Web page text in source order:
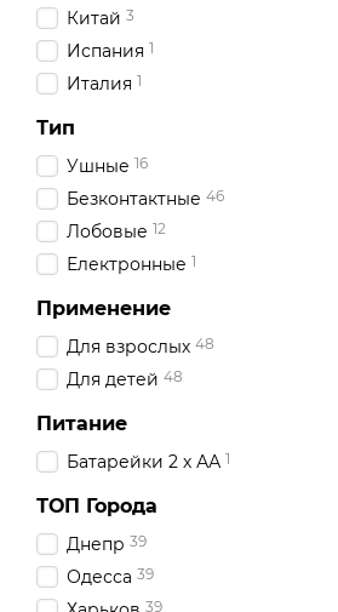
Китай 3
Испания 1
Италия 1
Тип
Ушные 16
Безконтактные 46
Лобовые 12
Електронные 1
Применение
Для взрослых 48
Для детей 48
Питание
Батарейки 2 х АА 1
ТОП Города
Днепр 39
Одесса 39
39